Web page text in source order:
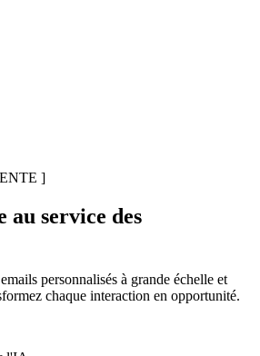
]
service des
personnalisés à grande échelle et
chaque interaction en opportunité.